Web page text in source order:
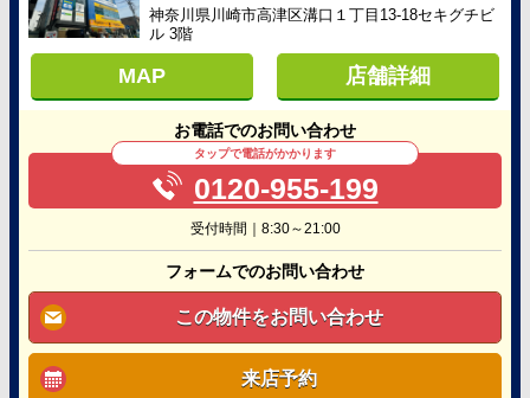
神奈川県川崎市高津区溝口１丁目13-18セキグチビ
ル 3階
MAP 店舗詳細
お電話でのお問い合わせ
タップで電話がかかります
0120-955-199
受付時間｜8:30～21:00
フォームでのお問い合わせ
この物件をお問い合わせ
来店予約